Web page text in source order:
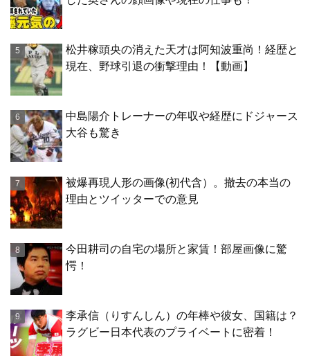
松井稼頭央の消えた天才は阿知波重尚！経歴と
現在、野球引退の衝撃理由！【動画】
中島陽介トレーナーの年収や経歴にドジャース
大谷も驚き
被爆再現人形の画像(初代含）。撤去の本当の
理由とツイッターでの意見
今田耕司の自宅の場所と家賃！部屋画像に驚
愕！
李承信（りすんしん）の年棒や彼女、国籍は？
ラグビー日本代表のプライベートに密着！